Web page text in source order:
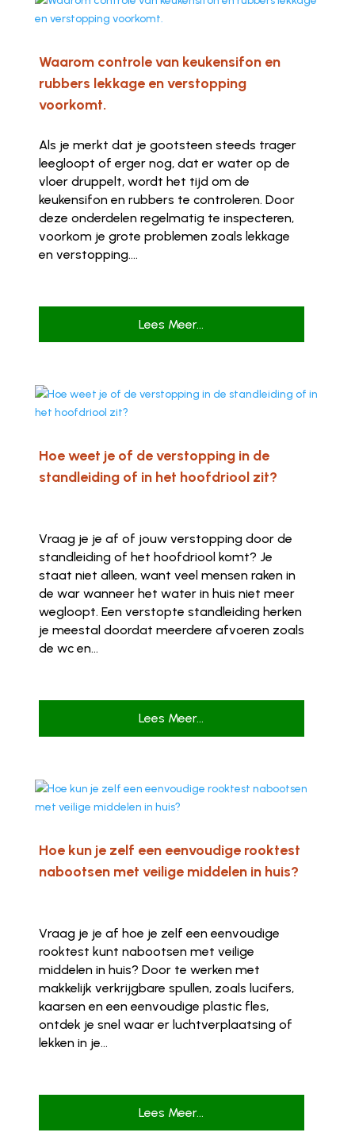
Waarom controle van keukensifon en
rubbers lekkage en verstopping
voorkomt.
Als je merkt dat je gootsteen steeds trager
leegloopt of erger nog, dat er water op de
vloer druppelt, wordt het tijd om de
keukensifon en rubbers te controleren. Door
deze onderdelen regelmatig te inspecteren,
voorkom je grote problemen zoals lekkage
en verstopping....
Lees Meer...
Hoe weet je of de verstopping in de
standleiding of in het hoofdriool zit?
Vraag je je af of jouw verstopping door de
standleiding of het hoofdriool komt? Je
staat niet alleen, want veel mensen raken in
de war wanneer het water in huis niet meer
wegloopt. Een verstopte standleiding herken
je meestal doordat meerdere afvoeren zoals
de wc en...
Lees Meer...
Hoe kun je zelf een eenvoudige rooktest
nabootsen met veilige middelen in huis?
Vraag je je af hoe je zelf een eenvoudige
rooktest kunt nabootsen met veilige
middelen in huis? Door te werken met
makkelijk verkrijgbare spullen, zoals lucifers,
kaarsen en een eenvoudige plastic fles,
ontdek je snel waar er luchtverplaatsing of
lekken in je...
Lees Meer...